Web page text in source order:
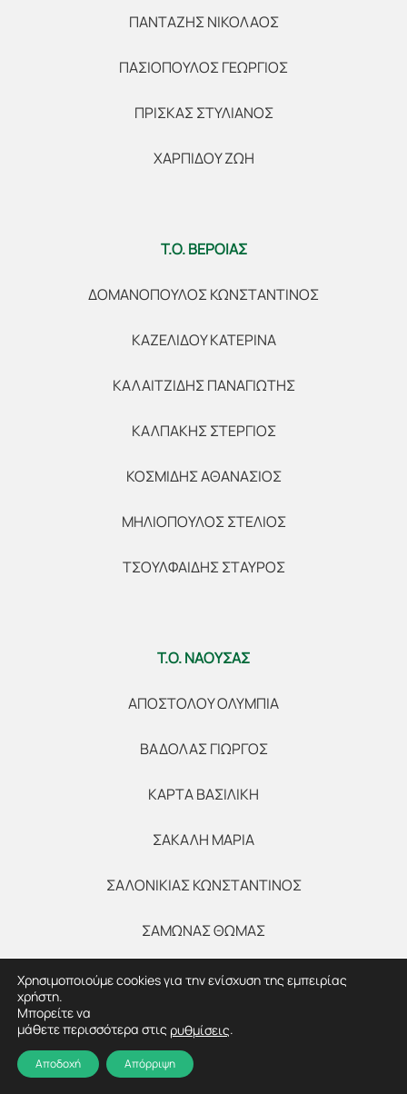
ΠΑΝΤΑΖΗΣ ΝΙΚΟΛΑΟΣ
ΠΑΣΙΟΠΟΥΛΟΣ ΓΕΩΡΓΙΟΣ
ΠΡΙΣΚΑΣ ΣΤΥΛΙΑΝΟΣ
ΧΑΡΠΙΔΟΥ ΖΩΗ
Τ.Ο. ΒΕΡΟΙΑΣ
ΔΟΜΑΝΟΠΟΥΛΟΣ ΚΩΝΣΤΑΝΤΙΝΟΣ
ΚΑΖΕΛΙΔΟΥ ΚΑΤΕΡΙΝΑ
ΚΑΛΑΙΤΖΙΔΗΣ ΠΑΝΑΓΙΩΤΗΣ
ΚΑΛΠΑΚΗΣ ΣΤΕΡΓΙΟΣ
ΚΟΣΜΙΔΗΣ ΑΘΑΝΑΣΙΟΣ
ΜΗΛΙΟΠΟΥΛΟΣ ΣΤΕΛΙΟΣ
ΤΣΟΥΛΦΑΙΔΗΣ ΣΤΑΥΡΟΣ
Τ.Ο. ΝΑΟΥΣΑΣ
ΑΠΟΣΤΟΛΟΥ ΟΛΥΜΠΙΑ
ΒΑΔΟΛΑΣ ΓΙΩΡΓΟΣ
ΚΑΡΤΑ ΒΑΣΙΛΙΚΗ
ΣΑΚΑΛΗ ΜΑΡΙΑ
ΣΑΛΟΝΙΚΙΑΣ ΚΩΝΣΤΑΝΤΙΝΟΣ
ΣΑΜΩΝΑΣ ΘΩΜΑΣ
ΤΡΑΙΟΣ ΓΙΑΝΝΗΣ
ΚΛΙΚΙΣ
Χρησιμοποιούμε cookies για την ενίσχυση της εμπειρίας
χρήστη.
Μπορείτε να
μάθετε περισσότερα στις ρυθμίσεις.
Αποδοχή Απόρριψη